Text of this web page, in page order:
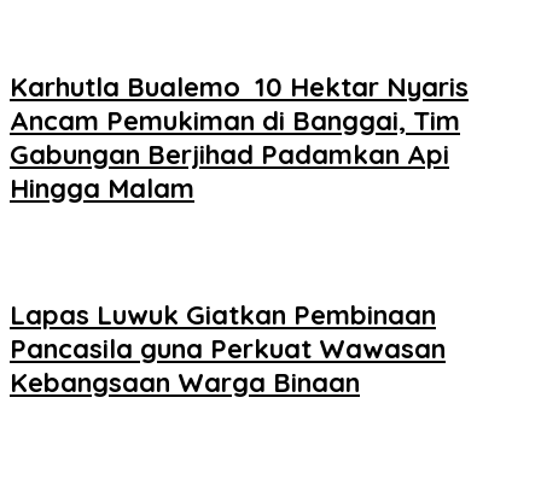
Karhutla Bualemo 10 Hektar Nyaris
Ancam Pemukiman di Banggai, Tim
Gabungan Berjihad Padamkan Api
Hingga Malam
Lapas Luwuk Giatkan Pembinaan
Pancasila guna Perkuat Wawasan
Kebangsaan Warga Binaan